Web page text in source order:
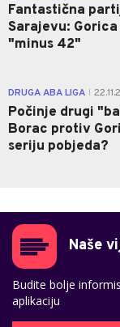
Fantastična
Sarajevu:
"minus 42"
DRUGA ABA LIGA
Počinje drugi
Borac protiv
seriju pobjeda?
Naše
Budite bolje
aplikaciju